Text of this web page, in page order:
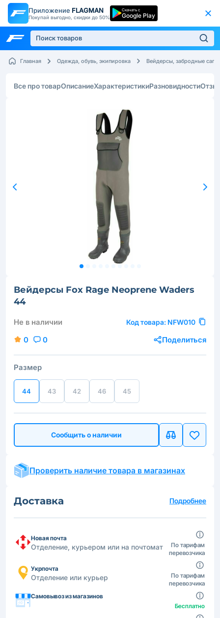
Приложение FLAGMAN
Покупай выгодно, скидки до 50%
Скачать с
Google Play
Главная Одежда, обувь, экипировка Вейдерсы, забродные
Все про товарОписаниеХарактеристикиРазновидности
Вейдерсы Fox Rage Neoprene Waders
44
Не в наличии Код товара: NFW010
0 0 Поделиться
Размер
44 43 42 46 45
Сообщить о наличии
Проверить наличие товара в магазинах
Доставка Подробнее
Новая почта
Отделение, курьером или на почтомат
По тарифам
перевозчика
Укрпочта
Отделение или курьер
По тарифам
перевозчика
Самовывоз из магазинов
Бесплатно